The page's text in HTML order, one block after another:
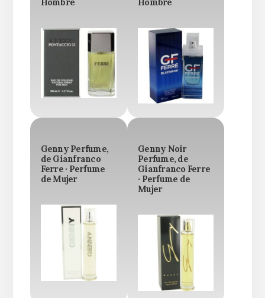
Hombre
Hombre
Genny Perfume,
de Gianfranco
Ferre · Perfume
de Mujer
Genny Noir
Perfume, de
Gianfranco Ferre
· Perfume de
Mujer